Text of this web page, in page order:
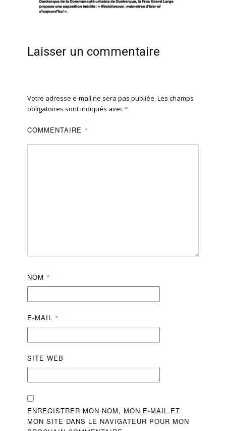
Laisser un commentaire
Votre adresse e-mail ne sera pas publiée. Les champs
obligatoires sont indiqués avec *
COMMENTAIRE *
NOM *
E-MAIL *
SITE WEB
ENREGISTRER MON NOM, MON E-MAIL ET
MON SITE DANS LE NAVIGATEUR POUR MON